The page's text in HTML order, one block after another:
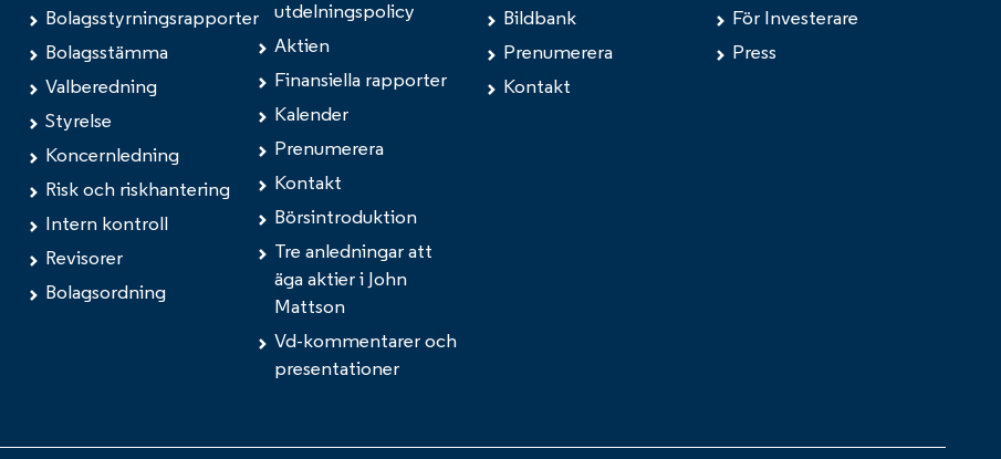
Bolagsstyrningsrapporter
Bolagsstämma
Valberedning
Styrelse
Koncernledning
Risk och riskhantering
Intern kontroll
Revisorer
Bolagsordning
utdelningspolicy
Aktien
Finansiella rapporter
Kalender
Prenumerera
Kontakt
Börsintroduktion
Tre anledningar att
äga aktier i John
Mattson
Vd-kommentarer och
presentationer
Bildbank
Prenumerera
Kontakt
För Investerare
Press